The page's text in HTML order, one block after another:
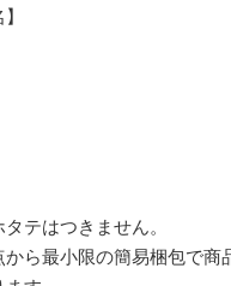
テはつきません。
ら最小限の簡易梱包で商